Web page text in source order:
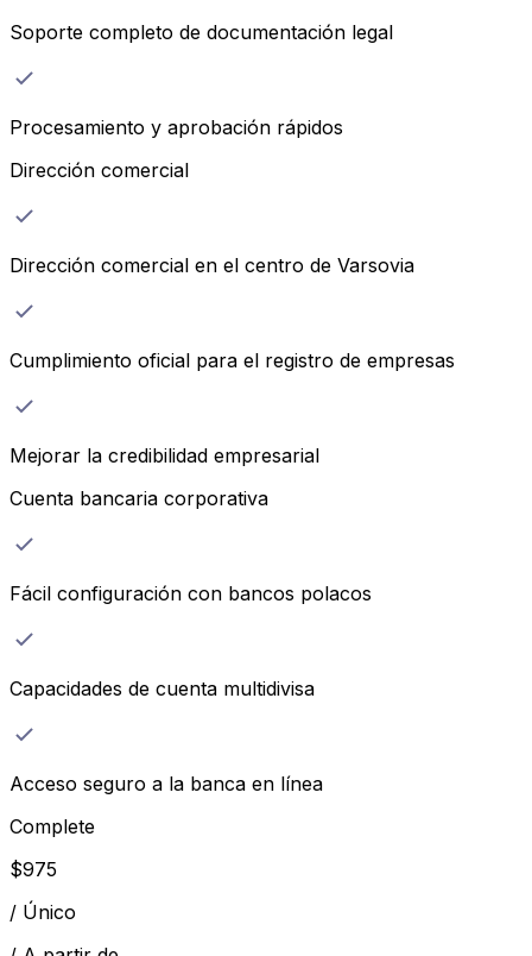
Soporte completo de documentación legal
Procesamiento y aprobación rápidos
Dirección comercial
Dirección comercial en el centro de Varsovia
Cumplimiento oficial para el registro de empresas
Mejorar la credibilidad empresarial
Cuenta bancaria corporativa
Fácil configuración con bancos polacos
Capacidades de cuenta multidivisa
Acceso seguro a la banca en línea
Complete
$975
/ Único